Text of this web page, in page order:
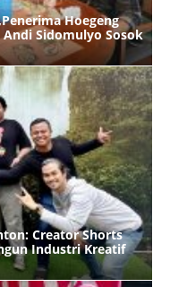
Hoegeng
Andi Sidomulyo Sosok
Creator Shorts
Industri Kreatif